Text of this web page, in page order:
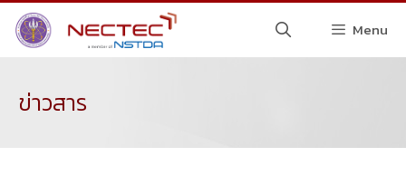
Menu
ข่าวสาร